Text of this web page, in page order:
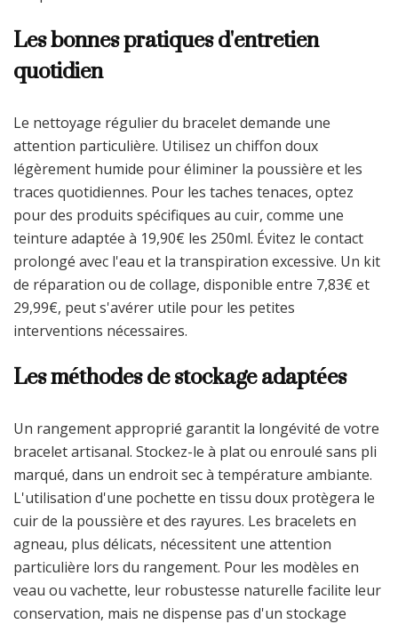
Les bonnes pratiques d'entretien
quotidien
Le nettoyage régulier du bracelet demande une
attention particulière. Utilisez un chiffon doux
légèrement humide pour éliminer la poussière et les
traces quotidiennes. Pour les taches tenaces, optez
pour des produits spécifiques au cuir, comme une
teinture adaptée à 19,90€ les 250ml. Évitez le contact
prolongé avec l'eau et la transpiration excessive. Un kit
de réparation ou de collage, disponible entre 7,83€ et
29,99€, peut s'avérer utile pour les petites
interventions nécessaires.
Les méthodes de stockage adaptées
Un rangement approprié garantit la longévité de votre
bracelet artisanal. Stockez-le à plat ou enroulé sans pli
marqué, dans un endroit sec à température ambiante.
L'utilisation d'une pochette en tissu doux protègera le
cuir de la poussière et des rayures. Les bracelets en
agneau, plus délicats, nécessitent une attention
particulière lors du rangement. Pour les modèles en
veau ou vachette, leur robustesse naturelle facilite leur
conservation, mais ne dispense pas d'un stockage